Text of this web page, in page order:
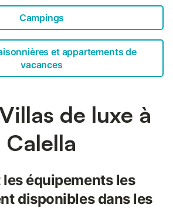
Campings
et appartements de
vacances
de luxe à
Calella
équipements les
disponibles dans les